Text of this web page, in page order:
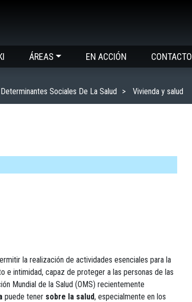
ÁREAS EN ACCIÓN CONTACTO
Determinantes Sociales De La Salud Vivienda y salud
la realización de actividades esenciales para la
e intimidad, capaz de proteger a las personas de las
Mundial de la Salud (OMS) recientemente
puede tener sobre la salud, especialmente en los